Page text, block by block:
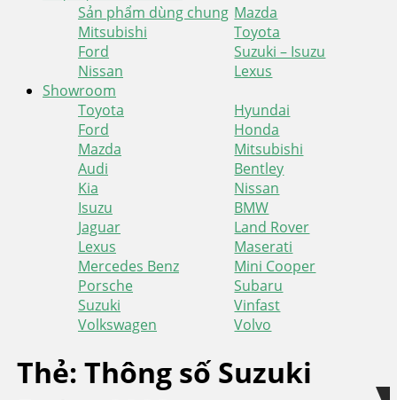
Sản phẩm dùng chung Mazda
Mitsubishi
Toyota
Ford
Suzuki – Isuzu
Nissan
Lexus
Showroom
Toyota
Hyundai
Ford
Honda
Mazda
Mitsubishi
Audi
Bentley
Kia
Nissan
Isuzu
BMW
Jaguar
Land Rover
Lexus
Maserati
Mercedes Benz
Mini Cooper
Porsche
Subaru
Suzuki
Vinfast
Volkswagen
Volvo
Skip
Skip
Thẻ: Thông số Suzuki